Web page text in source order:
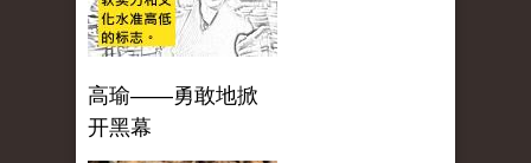
高瑜——勇敢地掀
开黑幕